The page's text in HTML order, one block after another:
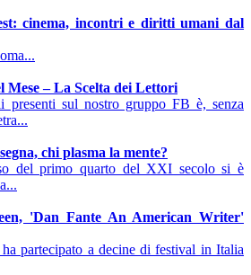
cinema, incontri e diritti umani dal
– La Scelta dei Lettori
sul nostro gruppo FB è, senza
chi plasma la mente?
del primo quarto del XXI secolo si è
'Dan Fante An American Writer'
partecipato a decine di festival in Italia